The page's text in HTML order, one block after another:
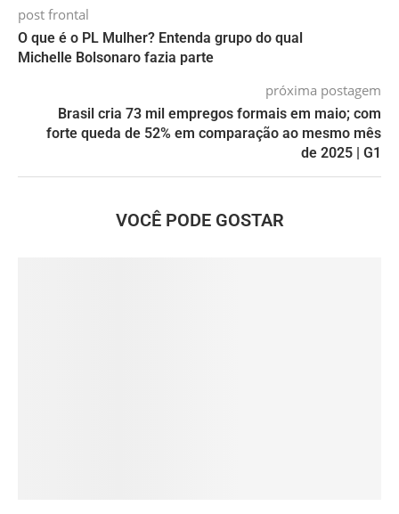
post frontal
O que é o PL Mulher? Entenda grupo do qual
Michelle Bolsonaro fazia parte
próxima postagem
Brasil cria 73 mil empregos formais em maio; com
forte queda de 52% em comparação ao mesmo mês
de 2025 | G1
VOCÊ PODE GOSTAR